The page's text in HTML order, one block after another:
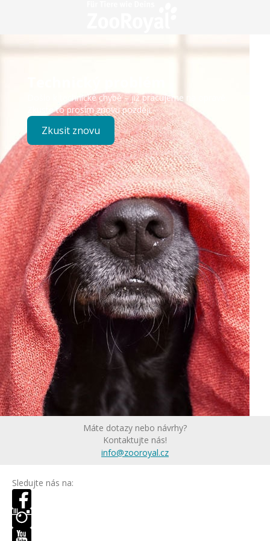
Došlo k technické chybě – již pracujeme na opravě.
Zkuste to prosím znovu později.
Zkusit znovu
Máte dotazy nebo návrhy?
Kontaktujte nás!
info@zooroyal.cz
Sledujte nás na: